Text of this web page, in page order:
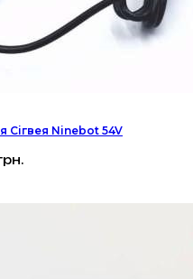
Сігвея Ninebot 54V